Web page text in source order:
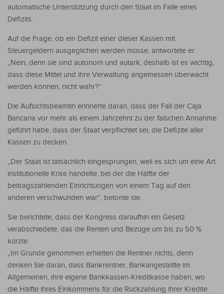
automatische Unterstützung durch den Staat im Falle eines
Defizits.
Auf die Frage, ob ein Defizit einer dieser Kassen mit
Steuergeldern ausgeglichen werden müsse, antwortete er:
„Nein, denn sie sind autonom und autark, deshalb ist es wichtig,
dass diese Mittel und ihre Verwaltung angemessen überwacht
werden können, nicht wahr?“
Die Aufsichtsbeamtin erinnerte daran, dass der Fall der Caja
Bancaria vor mehr als einem Jahrzehnt zu der falschen Annahme
geführt habe, dass der Staat verpflichtet sei, die Defizite aller
Kassen zu decken.
„Der Staat ist tatsächlich eingesprungen, weil es sich um eine Art
institutionelle Krise handelte, bei der die Hälfte der
beitragszahlenden Einrichtungen von einem Tag auf den
anderen verschwunden war“, betonte sie.
Sie berichtete, dass der Kongress daraufhin ein Gesetz
verabschiedete, das die Renten und Bezüge um bis zu 50 %
kürzte.
„Im Grunde genommen erhielten die Rentner nichts, denn
denken Sie daran, dass Bankrentner, Bankangestellte im
Allgemeinen, ihre eigene Bankkassen-Kreditkasse haben, wo
die Hälfte ihres Einkommens für die Rückzahlung ihrer Kredite